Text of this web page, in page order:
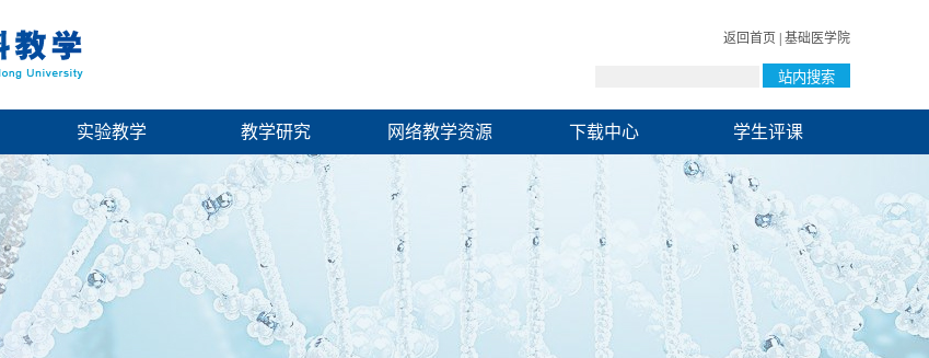
返回首页 基础医学院
实验教学 教学研究 网络教学资源 下载中心 学生评课